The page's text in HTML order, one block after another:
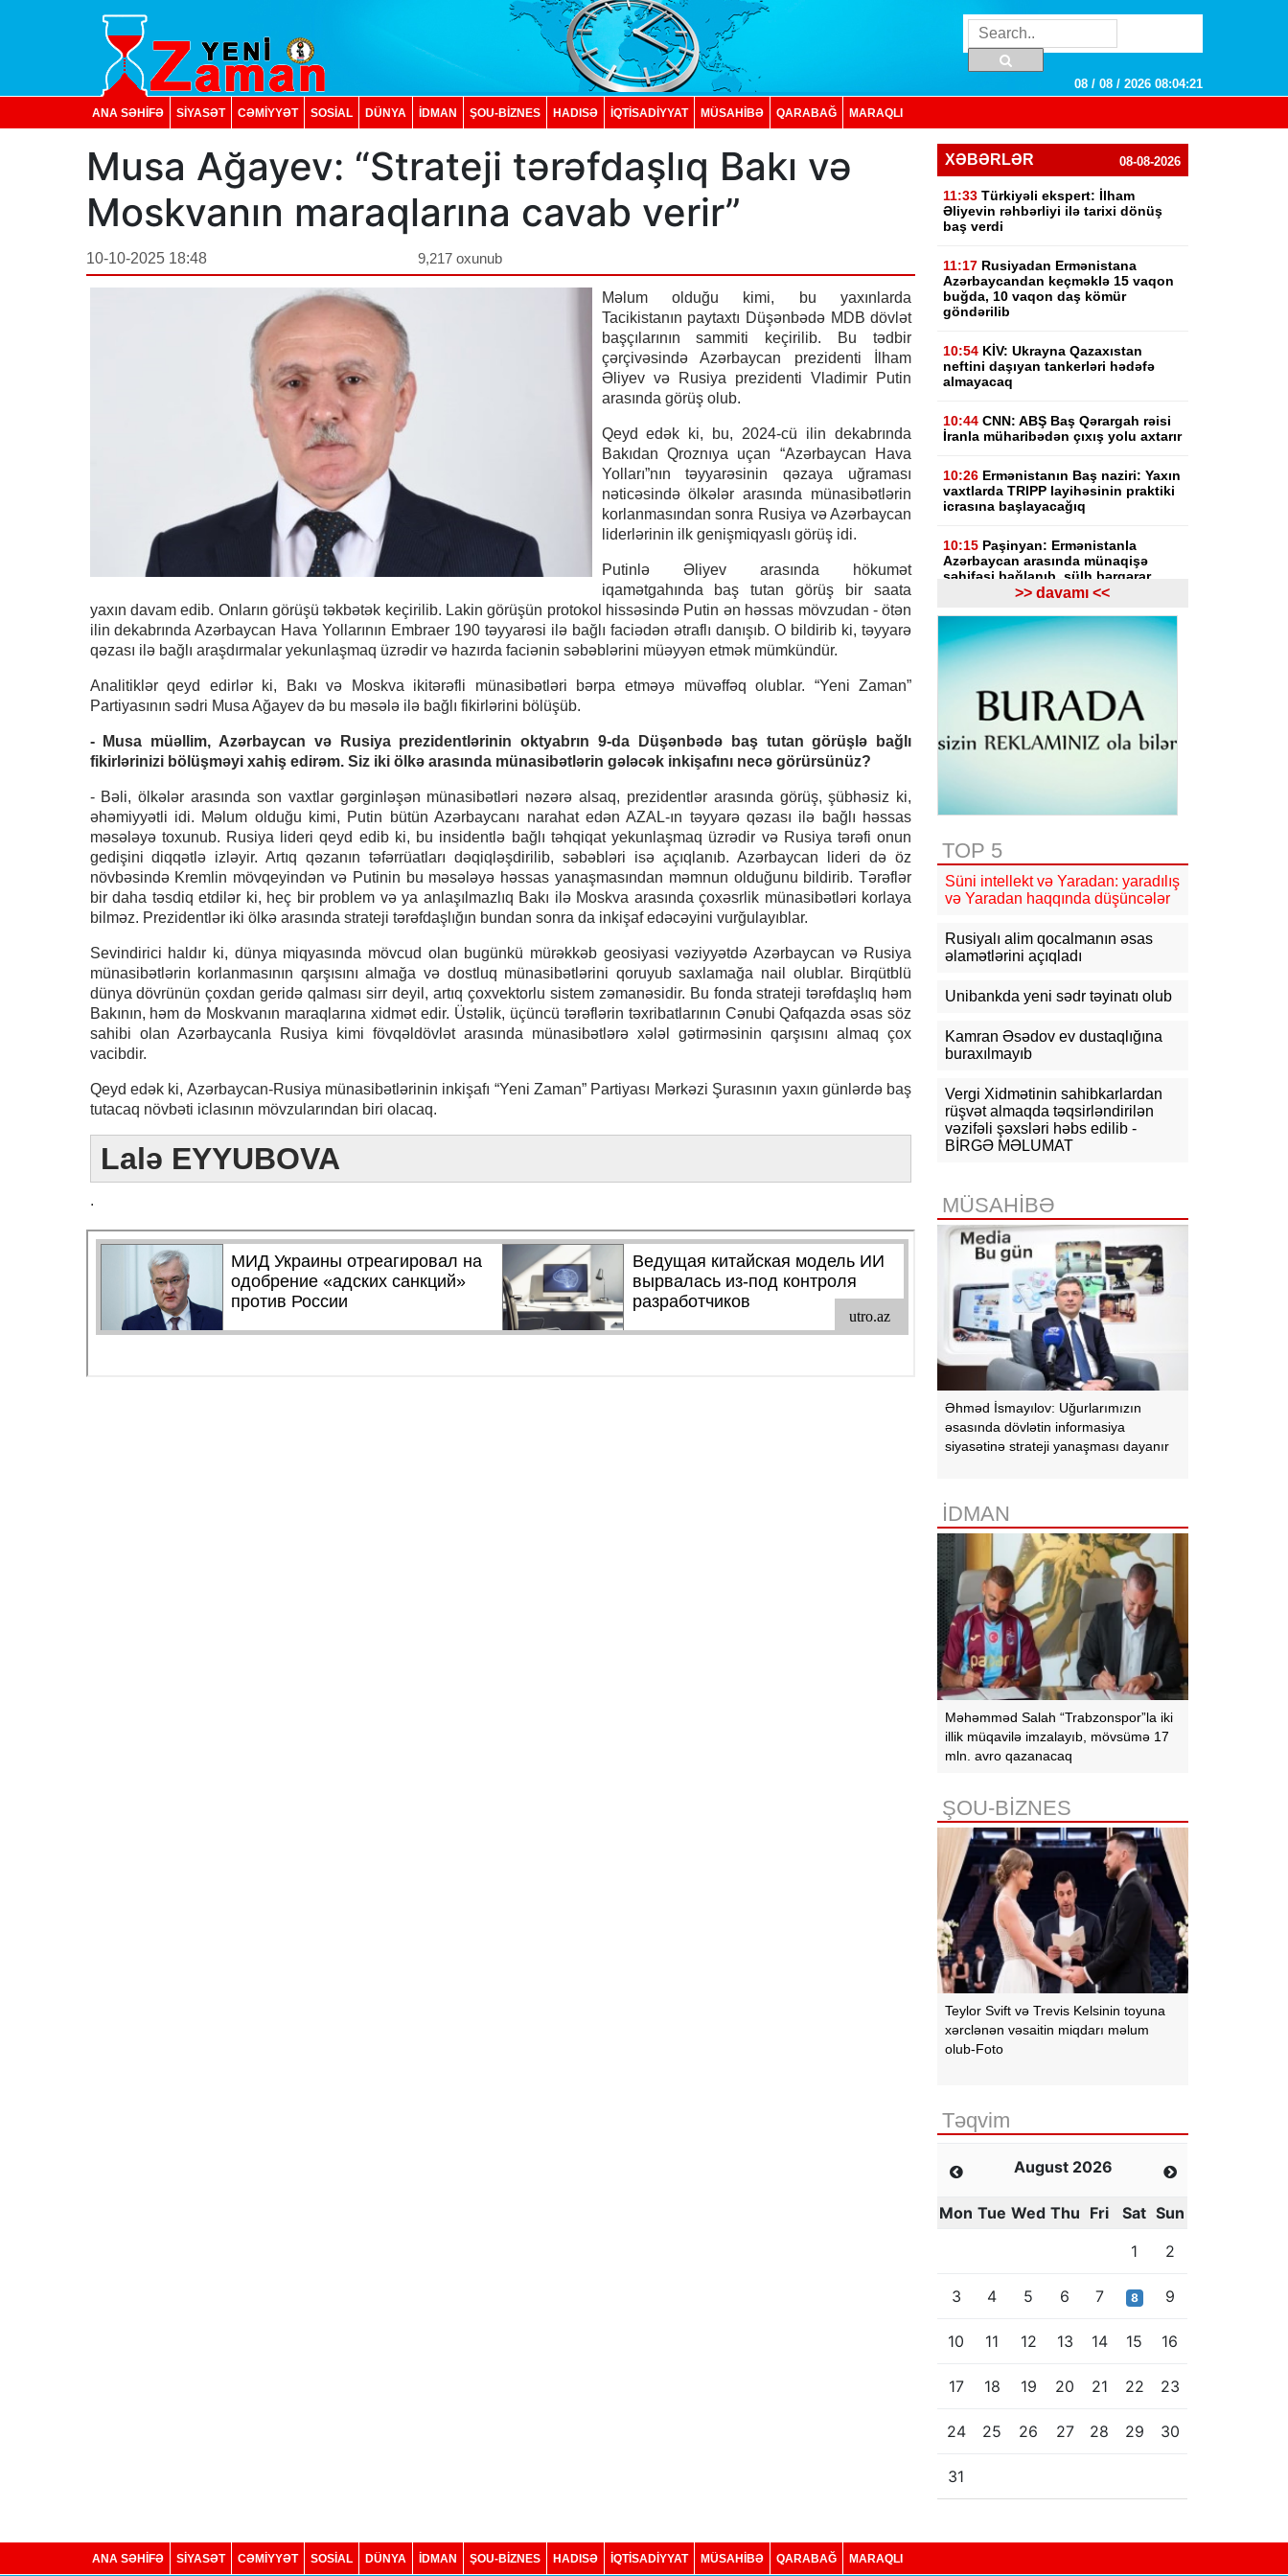
08 / 08 / 2026 08:04:22
ANA SƏHİFƏ SİYASƏT CƏMİYYƏT SOSIAL DÜNYA İDMAN ŞOU-BİZNES HADISƏ İQTISADIYYAT MÜSAHİBƏ QARABAĞ MARAQLI
Musa Ağayev: “Strateji tərəfdaşlıq Bakı və
Moskvanın maraqlarına cavab verir”
10-10-2025 18:48 9,217 oxunub
Məlum olduğu kimi, bu yaxınlarda
Tacikistanın paytaxtı Düşənbədə MDB dövlət
başçılarının sammiti keçirilib. Bu tədbir
çərçivəsində Azərbaycan prezidenti İlham
Əliyev və Rusiya prezidenti Vladimir Putin
arasında görüş olub.
Qeyd edək ki, bu, 2024-cü ilin dekabrında
Bakıdan Qroznıya uçan “Azərbaycan Hava
Yolları”nın təyyarəsinin qəzaya uğraması
nəticəsində ölkələr arasında münasibətlərin
korlanmasından sonra Rusiya və Azərbaycan
liderlərinin ilk genişmiqyaslı görüş idi.
Putinlə Əliyev arasında hökumət
iqamətgahında baş tutan görüş bir saata
yaxın davam edib. Onların görüşü təkbətək keçirilib. Lakin görüşün protokol hissəsində Putin ən həssas mövzudan - ötən
ilin dekabrında Azərbaycan Hava Yollarının Embraer 190 təyyarəsi ilə bağlı faciədən ətraflı danışıb. O bildirib ki, təyyarə
qəzası ilə bağlı araşdırmalar yekunlaşmaq üzrədir və hazırda faciənin səbəblərini müəyyən etmək mümkündür.
Analitiklər qeyd edirlər ki, Bakı və Moskva ikitərəfli münasibətləri bərpa etməyə müvəffəq olublar. “Yeni Zaman”
Partiyasının sədri Musa Ağayev də bu məsələ ilə bağlı fikirlərini bölüşüb.
- Musa müəllim, Azərbaycan və Rusiya prezidentlərinin oktyabrın 9-da Düşənbədə baş tutan görüşlə bağlı
fikirlərinizi bölüşməyi xahiş edirəm. Siz iki ölkə arasında münasibətlərin gələcək inkişafını necə görürsünüz?
- Bəli, ölkələr arasında son vaxtlar gərginləşən münasibətləri nəzərə alsaq, prezidentlər arasında görüş, şübhəsiz ki,
əhəmiyyətli idi. Məlum olduğu kimi, Putin bütün Azərbaycanı narahat edən AZAL-ın təyyarə qəzası ilə bağlı həssas
məsələyə toxunub. Rusiya lideri qeyd edib ki, bu insidentlə bağlı təhqiqat yekunlaşmaq üzrədir və Rusiya tərəfi onun
gedişini diqqətlə izləyir. Artıq qəzanın təfərrüatları dəqiqləşdirilib, səbəbləri isə açıqlanıb. Azərbaycan lideri də öz
növbəsində Kremlin mövqeyindən və Putinin bu məsələyə həssas yanaşmasından məmnun olduğunu bildirib. Tərəflər
bir daha təsdiq etdilər ki, heç bir problem və ya anlaşılmazlıq Bakı ilə Moskva arasında çoxəsrlik münasibətləri korlaya
bilməz. Prezidentlər iki ölkə arasında strateji tərəfdaşlığın bundan sonra da inkişaf edəcəyini vurğulayıblar.
Sevindirici haldır ki, dünya miqyasında mövcud olan bugünkü mürəkkəb geosiyasi vəziyyətdə Azərbaycan və Rusiya
münasibətlərin korlanmasının qarşısını almağa və dostluq münasibətlərini qoruyub saxlamağa nail olublar. Birqütblü
dünya dövrünün çoxdan geridə qalması sirr deyil, artıq çoxvektorlu sistem zəmanəsidir. Bu fonda strateji tərəfdaşlıq həm
Bakının, həm də Moskvanın maraqlarına xidmət edir. Üstəlik, üçüncü tərəflərin təxribatlarının Cənubi Qafqazda əsas söz
sahibi olan Azərbaycanla Rusiya kimi fövqəldövlət arasında münasibətlərə xələl gətirməsinin qarşısını almaq çox
vacibdir.
Qeyd edək ki, Azərbaycan-Rusiya münasibətlərinin inkişafı “Yeni Zaman” Partiyası Mərkəzi Şurasının yaxın günlərdə baş
tutacaq növbəti iclasının mövzularından biri olacaq.
Lalə EYYUBOVA
.
XƏBƏRLƏR 08-08-2026
11:33 Türkiyəli ekspert: İlham
Əliyevin rəhbərliyi ilə tarixi dönüş
baş verdi
11:17 Rusiyadan Ermənistana
Azərbaycandan keçməklə 15 vaqon
buğda, 10 vaqon daş kömür
göndərilib
10:54 KİV: Ukrayna Qazaxıstan
neftini daşıyan tankerləri hədəfə
almayacaq
10:44 CNN: ABŞ Baş Qərargah rəisi
İranla müharibədən çıxış yolu axtarır
10:26 Ermənistanın Baş naziri: Yaxın
vaxtlarda TRIPP layihəsinin praktiki
icrasına başlayacağıq
10:15 Paşinyan: Ermənistanla
Azərbaycan arasında münaqişə
səhifəsi bağlanıb, sülh bərqərar
09:58 Paşinyan: Ermənistan ötən il
avqustun 8-nə qədər dalanda idi
hasilatına 3 milyard dollar
investisiya qoyulacaq
09:14
NYT: ABŞ Kubanın rəhbəri
yolu ilə həllinə dəstəyini təsdiqləyib
08:57 Azərbaycan-ABŞ strateji
tərəfdaşlığının əsasını qoyan
memorandumun imzalanmasının bir
07-08-2026
19:03 Bəzi yerlərə yağış yağacaq,
18:15 Qazaxıstan Azərbaycan
genişləndirməyi planlaşdırır
18:03 Komitə: İlin əvvəlindən bu
yana erkən evliliklə bağlı 14
17:55 "Fitch": ABB bu ilin IV rübünə
qədər Özbəkistanın "Davr Bank"ını
alacaq
>> davamı <<
TOP 5
Süni intellekt və Yaradan: yaradılış
və Yaradan haqqında düşüncələr
Rusiyalı alim qocalmanın əsas
əlamətlərini açıqladı
Unibankda yeni sədr təyinatı olub
Kamran Əsədov ev dustaqlığına
buraxılmayıb
Vergi Xidmətinin sahibkarlardan
rüşvət almaqda təqsirləndirilən
vəzifəli şəxsləri həbs edilib -
BİRGƏ MƏLUMAT
MÜSAHİBƏ
Əhməd İsmayılov: Uğurlarımızın
əsasında dövlətin informasiya
siyasətinə strateji yanaşması dayanır
İDMAN
Məhəmməd Salah “Trabzonspor”la iki
illik müqavilə imzalayıb, mövsümə 17
mln. avro qazanacaq
ŞOU-BİZNES
Teylor Svift və Trevis Kelsinin toyuna
xərclənən vəsaitin miqdarı məlum
olub-Foto
Təqvim
August 2026
Mon Tue Wed Thu Fri Sat Sun
1
2
3 4 5 6 7 8 9
10 11 12 13 14 15 16
17 18 19 20 21 22 23
24 25 26 27 28 29 30
31
ANA SƏHİFƏ SİYASƏT CƏMİYYƏT SOSIAL DÜNYA İDMAN ŞOU-BİZNES HADISƏ İQTISADIYYAT MÜSAHİBƏ QARABAĞ MARAQLI